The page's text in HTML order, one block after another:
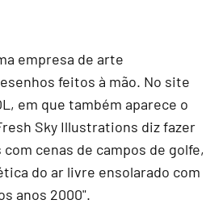
empresa de arte
feitos à mão. No site
em que também aparece o
Sky Illustrations diz fazer
cenas de campos de golfe,
do ar livre ensolarado com
anos 2000".